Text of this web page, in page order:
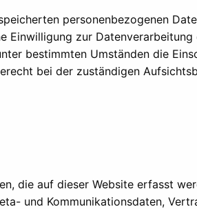
personenbezogenen
Einwilligung zur
bestimmten Umständen die
bei der zuständigen
die auf dieser Website erfasst
und Kommunikationsdaten,